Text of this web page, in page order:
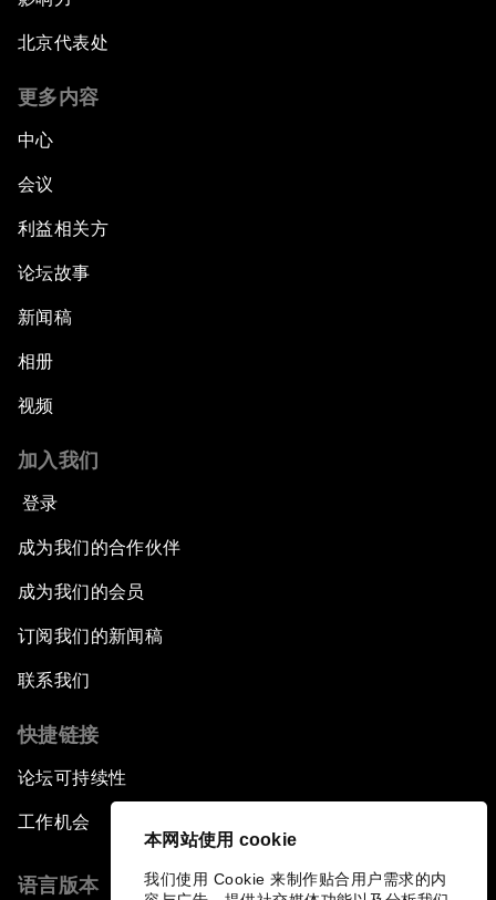
本网站使用 cookie
我们使用 Cookie 来制作贴合用户需求的内
北京代表处
更多内容
中心
会议
利益相关方
论坛故事
新闻稿
相册
视频
加入我们
登录
成为我们的合作伙伴
成为我们的会员
订阅我们的新闻稿
联系我们
快捷链接
论坛可持续性
工作机会
语言版本